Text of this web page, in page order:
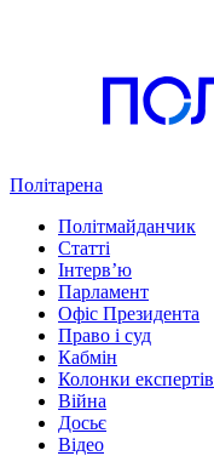
Політарена
Політмайданчик
Статті
Інтервʼю
Парламент
Офіс Президента
Право і суд
Кабмін
Колонки експертів
Війна
Досьє
Відео